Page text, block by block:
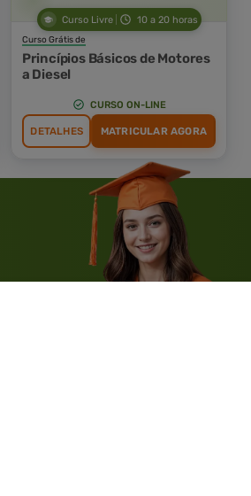
Curso Livre 10 a 20 horas
Curso Grátis de
Princípios Básicos de Motores
a Diesel
CURSO ON-LINE
DETALHES MATRICULAR AGORA